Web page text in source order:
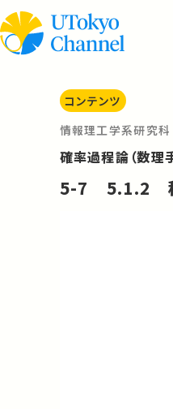
コンテンツ
情報理工学系研究科
確率過程論（数理
5-7 5.1.2